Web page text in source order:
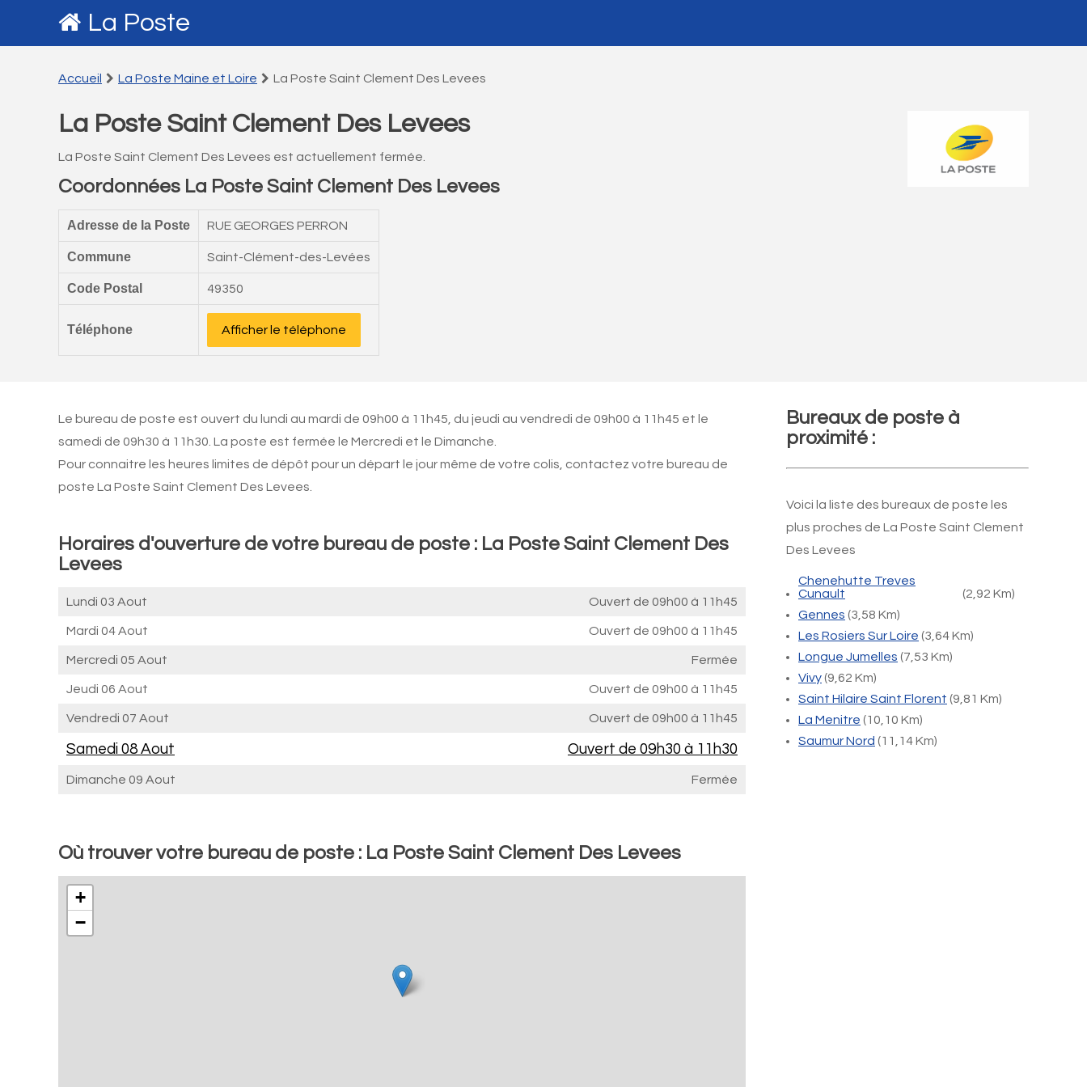
La Poste
Accueil La Poste Maine et Loire La Poste Saint Clement Des Levees
La Poste Saint Clement Des Levees
La Poste Saint Clement Des Levees est actuellement fermée.
Coordonnées La Poste Saint Clement Des Levees
Adresse de la Poste RUE GEORGES PERRON
Commune Saint-Clément-des-Levées
Code Postal 49350
Téléphone Afficher le téléphone
Le bureau de poste est ouvert du lundi au mardi de 09h00 à 11h45, du jeudi au vendredi de 09h00 à 11h45 et le
samedi de 09h30 à 11h30. La poste est fermée le Mercredi et le Dimanche.
Pour connaitre les heures limites de dépôt pour un départ le jour même de votre colis, contactez votre bureau de
poste La Poste Saint Clement Des Levees.
Horaires d'ouverture de votre bureau de poste : La Poste Saint Clement Des
Levees
Lundi 03 Aout Ouvert de 09h00 à 11h45
Mardi 04 Aout Ouvert de 09h00 à 11h45
Mercredi 05 Aout Fermée
Jeudi 06 Aout Ouvert de 09h00 à 11h45
Vendredi 07 Aout Ouvert de 09h00 à 11h45
Samedi 08 Aout Ouvert de 09h30 à 11h30
Dimanche 09 Aout Fermée
Où trouver votre bureau de poste : La Poste Saint Clement Des Levees
+
−
Bureaux de poste à
proximité :
Voici la liste des bureaux de poste les
plus proches de La Poste Saint Clement
Des Levees
Chenehutte Treves
Cunault
(2,92 Km)
Gennes (3,58 Km)
Les Rosiers Sur Loire (3,64 Km)
Longue Jumelles (7,53 Km)
Vivy(9,62 Km)
Saint Hilaire Saint Florent (9,81 Km)
La Menitre (10,10 Km)
Saumur Nord (11,14 Km)